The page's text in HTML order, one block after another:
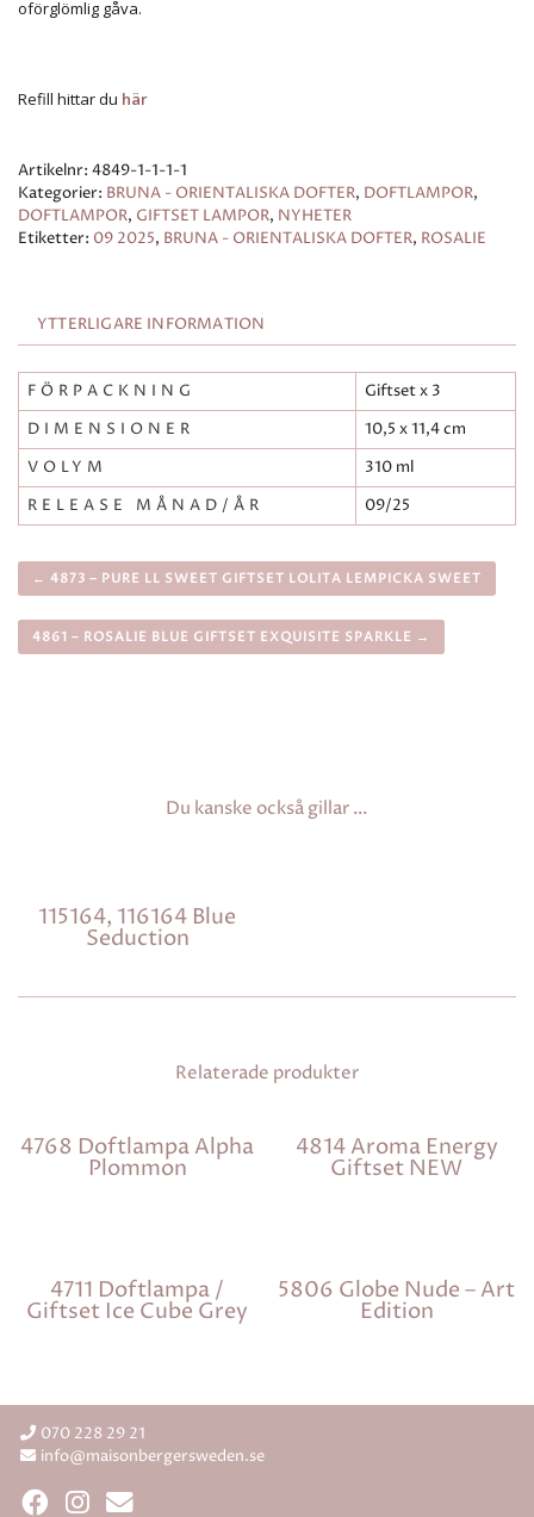
oförglömlig gåva.
Refill hittar du här
Artikelnr: 4849-1-1-1-1
Kategorier: BRUNA - ORIENTALISKA DOFTER, DOFTLAMPOR,
DOFTLAMPOR, GIFTSET LAMPOR, NYHETER
Etiketter: 09 2025, BRUNA - ORIENTALISKA DOFTER, ROSALIE
YTTERLIGARE INFORMATION
FÖRPACKNING
Giftset x 3
DIMENSIONER
10,5 x 11,4 cm
VOLYM
310 ml
RELEASE MÅNAD/ÅR
09/25
← 4873 – PURE LL SWEET GIFTSET LOLITA LEMPICKA SWEET
4861 – ROSALIE BLUE GIFTSET EXQUISITE SPARKLE →
Du kanske också gillar …
115164, 116164 Blue
Seduction
Relaterade produkter
4768 Doftlampa Alpha
Plommon
4814 Aroma Energy
Giftset NEW
4711 Doftlampa /
Giftset Ice Cube Grey
5806 Globe Nude – Art
Edition
070 228 29 21
info@maisonbergersweden.se